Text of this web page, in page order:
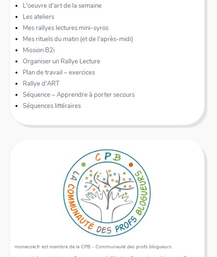
L'oeuvre d'art de la semaine
Les ateliers
Mes rallyes lectures mini-syros
Mes rituels du matin (et de l'après-midi)
Mission B2i
Organiser un Rallye Lecture
Plan de travail – exercices
Rallye d'ART
Séquence – Apprendre à porter secours
Séquences littéraires
monecole.fr est membre de la CPB - Communauté des profs blogueurs.